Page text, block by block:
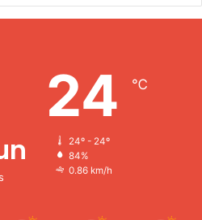
24 ℃
24º - 24º
84%
0.86 km/h